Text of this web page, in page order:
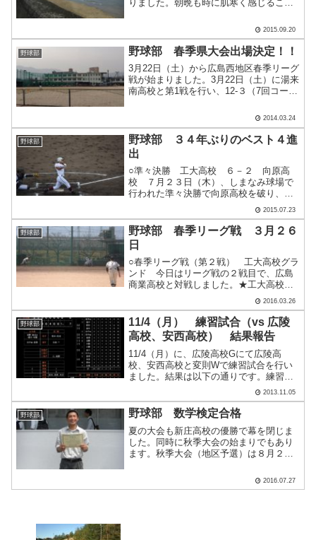
りました。朝晩も時に肌寒く感じること
習試合をしていますが、今日も海田高校
と試合を行いました。 試合を運営して
いる生徒のところに行っ.....
2015.09.20
野球部 野球部 春季県大会出場決定！！
3月22日（土）から広島西地区春季リーグ
戦が始まりました。3月22日（土）に湯来
南高校と第1戦を行い、12-３（7回コール
月23日（日）に廿日市高校と第2戦を行
点.....
2014.03.24
野球部
野球部 ３４年ぶりのベスト４進
出
○準々決勝 工大高校 ６－２ 向原高
校 ７月２３日（木）、しまなみ球場で
行われた準々決勝で向原高校を破り、３
４年ぶりのベスト４となりました。２５
日（土）に同球場で広島新庄高校と準決
勝で対戦します。 試合の方ですが２回
に先制されたものの、澤田.....
2015.07.23
野球部
野球部 春季リーグ戦 ３月２６
日
○春季リーグ戦（第２戦） 工大高校グラ
ンド 今日はリーグ戦の２戦目で、広島
商業高校と対戦しました。★工大高校
１－５ 広島商業高校 P広森、横山―C
澤田 ２塁打：斉藤、広森 ０－１で
迎えた４回、２死満塁から広森が押し出
しを選び同点とする。.....
2016.03.26
野球部
11/4（月） 練習試合（vs 広陵
高校、安西高校） 結果報告
11/4（月）に、広陵高校Gにて広陵高
校、安西高校と変則Wで練習試合を行い
ました。結果は以下の通りです。練習試
合 ●工大高 0 - 7 広陵○（8回コールド）
練習試合 ○安西 8 - 4 工大高●
2013.11.05
野球部 野球部 数学検定合格
夏の大会も新庄高校の優勝で幕を閉じま
した。同時に秋季大会の始まりでもあり
ます。秋季大会（地区予選）は８月２０
に湯来南高校と試合を行い、１位が県大
会、２位が決定戦に進みます。 今日の
2016.07.27